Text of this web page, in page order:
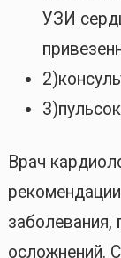
УЗИ
Врач
заболевания,
осложнений.